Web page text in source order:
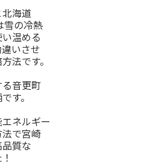
海道
雪の冷熱
温める
いさせ
法です。
音更町
す。
ネルギー
で宮崎
質な